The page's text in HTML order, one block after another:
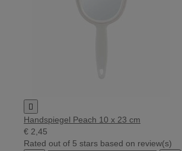

Handspiegel Peach 10 x 23 cm
€ 2,45
Rated out of 5 stars based on review(s)